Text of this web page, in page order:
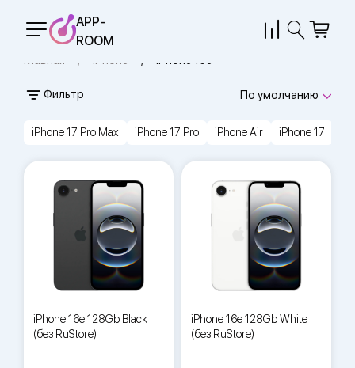
APP-
ROOM
Главная iPhone iPhone 16e
iPhone 17 Pro Max iPhone 17 Pro iPhone Air iPhone 17
Фильтр По умолчанию
iPhone 16e 128Gb Black
(без RuStore)
iPhone 16e 128Gb White
(без RuStore)